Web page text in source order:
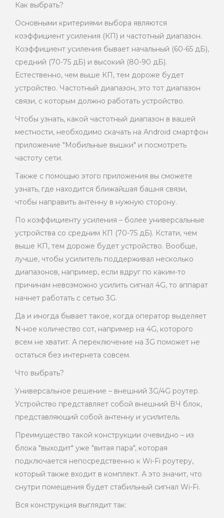
Как выбрать?
Основными критериями выбора являются
коэффициент усиления (КП) и частотный диапазон.
Коэффициент усиления бывает начальный (60-65 дБ),
средний (70-75 дБ) и высокий (80-90 дБ).
Естественно, чем выше КП, тем дороже будет
устройство. Частотный диапазон, это тот диапазон
связи, с которым должно работать устройство.
Чтобы узнать, какой частотный диапазон в вашей
местности, необходимо скачать на Android смартфон
приложение "Мобильные вышки" и посмотреть
частоту сети.
Также с помощью этого приложения вы сможете
узнать, где находится ближайшая башня связи,
чтобы направить антенну в нужную сторону.
По коэффициенту усиления – более универсальные
устройства со средним КП (70-75 дБ). Кстати, чем
выше КП, тем дороже будет устройство. Вообще,
лучше, чтобы усилитель поддерживал несколько
диапазонов, например, если вдруг по каким-то
причинам невозможно усилить сигнал 4G, то аппарат
начнет работать с сетью 3G.
Да и иногда бывает такое, когда оператор выделяет
N-ное количество сот, например на 4G, которого
всем не хватит. А переключение на 3G поможет не
остаться без интернета совсем.
Что выбрать?
Универсальное решение – внешний 3G/4G роутер.
Устройство представляет собой внешний ВЧ блок,
представляющий собой антенну и усилитель.
Преимущество такой конструкции очевидно – из
блока "выходит" уже "витая пара", которая
подключается непосредственно к Wi-Fi роутеру,
который также входит в комплект. А это значит, что
снутри помещения будет стабильный сигнал Wi-Fi.
Вся конструкция выглядит так: